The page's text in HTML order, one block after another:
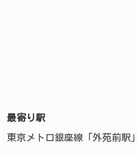
最寄り駅
東京メトロ銀座線「外苑前駅